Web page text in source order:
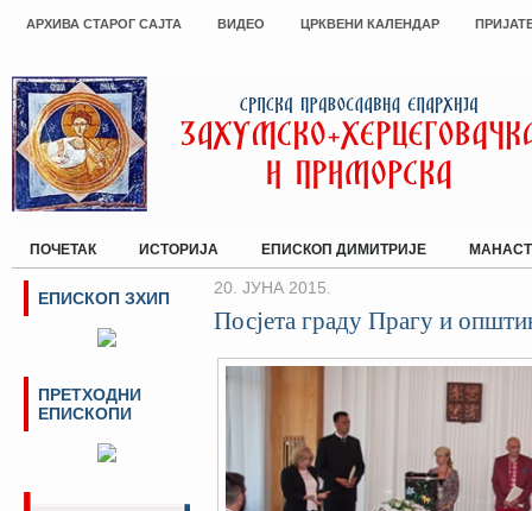
АРХИВА СТАРОГ САЈТА ВИДЕО ЦРКВЕНИ КАЛЕНДАР
ПОЧЕТАК ИСТОРИЈА ЕПИСКОП ДИМИТРИЈЕ
20. ЈУНА 2015.
Посјета граду Прагу и
ЕПИСКОП ЗХИП
ПРЕТХОДНИ
ЕПИСКОПИ